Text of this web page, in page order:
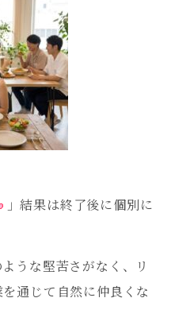
」結果は終了後に個別に
うな堅苦さがなく、リ
通じて自然に仲良くな